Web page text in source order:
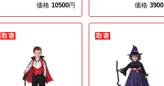
価格 10500円 価格3900